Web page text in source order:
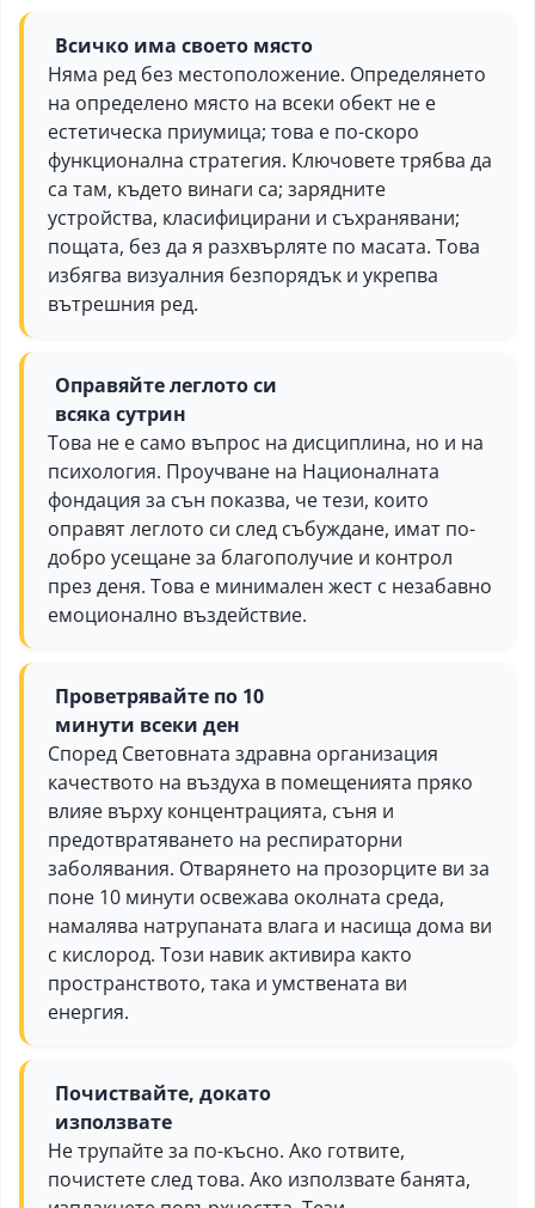
Всичко има своето място
Няма ред без местоположение. Определянето
на определено място на всеки обект не е
естетическа приумица; това е по-скоро
функционална стратегия. Ключовете трябва да
са там, където винаги са; зарядните
устройства, класифицирани и съхранявани;
пощата, без да я разхвърляте по масата. Това
избягва визуалния безпорядък и укрепва
вътрешния ред.
Оправяйте леглото си
всяка сутрин
Това не е само въпрос на дисциплина, но и на
психология. Проучване на Националната
фондация за сън показва, че тези, които
оправят леглото си след събуждане, имат по-
добро усещане за благополучие и контрол
през деня. Това е минимален жест с незабавно
емоционално въздействие.
Проветрявайте по 10
минути всеки ден
Според Световната здравна организация
качеството на въздуха в помещенията пряко
влияе върху концентрацията, съня и
предотвратяването на респираторни
заболявания. Отварянето на прозорците ви за
поне 10 минути освежава околната среда,
намалява натрупаната влага и насища дома ви
с кислород. Този навик активира както
пространството, така и умствената ви
енергия.
Почиствайте, докато
използвате
Не трупайте за по-късно. Ако готвите,
почистете след това. Ако използвате банята,